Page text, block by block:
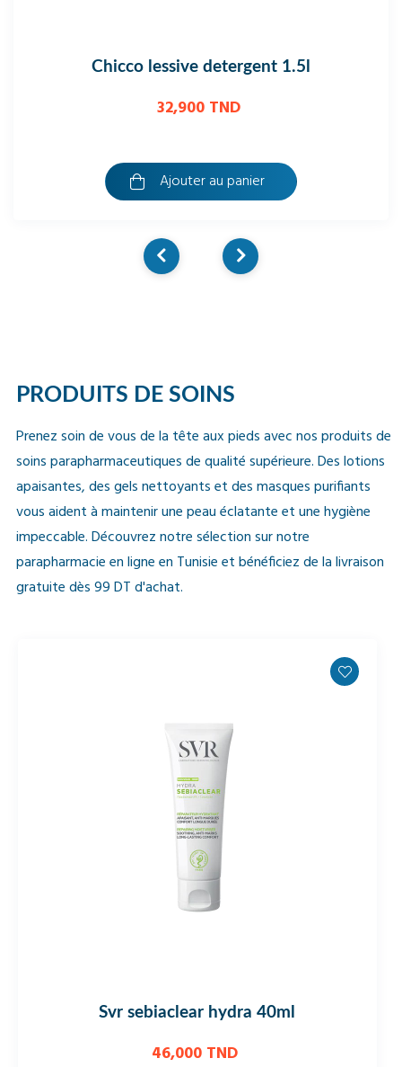
email diamant - dentifrice bicarbonate 75ml
19,700 TND
Ajouter au panier
PRODUITS DE SOINS
Prenez soin de vous de la tête aux pieds avec nos produits de
soins parapharmaceutiques de qualité supérieure. Des lotions
apaisantes, des gels nettoyants et des masques purifiants
vous aident à maintenir une peau éclatante et une hygiène
impeccable. Découvrez notre sélection sur notre
parapharmacie en ligne en Tunisie et bénéficiez de la livraison
gratuite dès 99 DT d'achat.
svr sebiaclear creme spf50+ 40ml
54,400 TND